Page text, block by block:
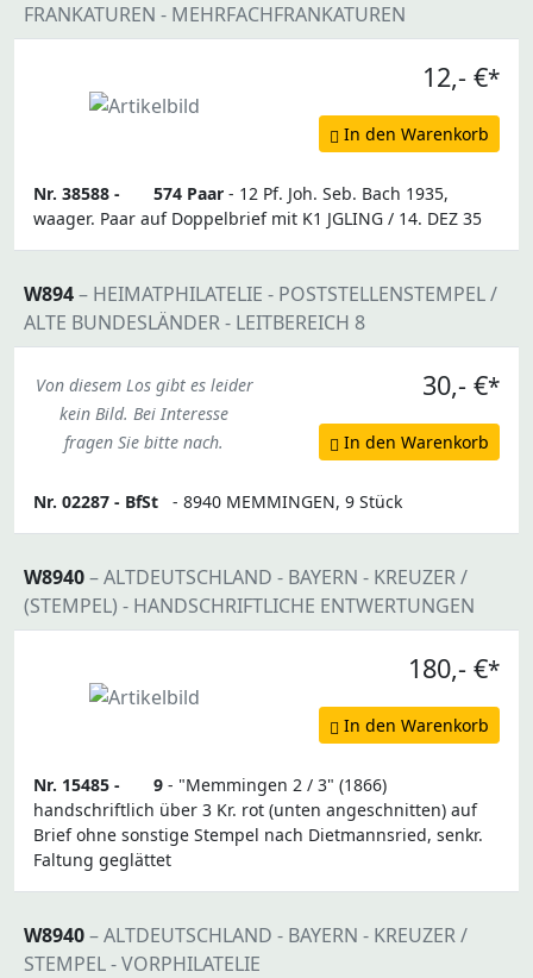
FRANKATUREN - MEHRFACHFRANKATUREN
12,- €*
In den Warenkorb
Nr. 38588 - 574 Paar - 12 Pf. Joh. Seb. Bach 1935,
waager. Paar auf Doppelbrief mit K1 JGLING / 14. DEZ 35
W894– HEIMATPHILATELIE - POSTSTELLENSTEMPEL /
ALTE BUNDESLÄNDER - LEITBEREICH 8
Von diesem Los gibt es leider
kein Bild. Bei Interesse
fragen Sie bitte nach.
30,- €*
In den Warenkorb
Nr. 02287 - BfSt - 8940 MEMMINGEN, 9 Stück
W8940– ALTDEUTSCHLAND - BAYERN - KREUZER /
(STEMPEL) - HANDSCHRIFTLICHE ENTWERTUNGEN
180,- €*
In den Warenkorb
Nr. 15485 - 9 - "Memmingen 2 / 3" (1866)
handschriftlich über 3 Kr. rot (unten angeschnitten) auf
Brief ohne sonstige Stempel nach Dietmannsried, senkr.
Faltung geglättet
W8940– ALTDEUTSCHLAND - BAYERN - KREUZER /
STEMPEL - VORPHILATELIE